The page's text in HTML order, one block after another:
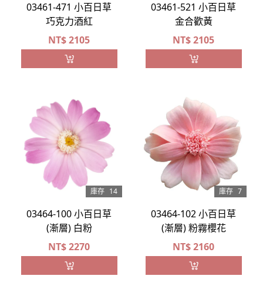
03461-471 小百日草
巧克力酒紅
NT$2105
03461-521 小百日草
金合歡黃
NT$2105
庫存 14
03464-100 小百日草
(漸層) 白粉
NT$2270
庫存 7
03464-102 小百日草
(漸層) 粉霧櫻花
NT$2160